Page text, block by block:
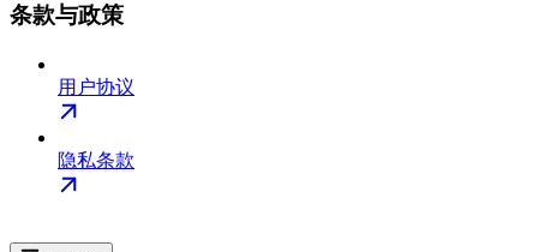
条款与政策
用户协议
隐私条款